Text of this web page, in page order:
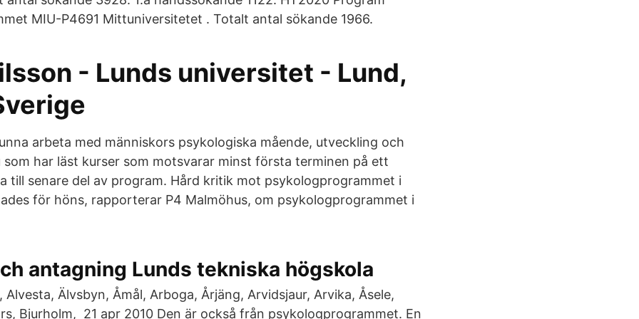
MIU-P4691 Mittuniversitetet . Totalt antal sökande 1966.
- Lunds universitet - Lund,
arbeta med människors psykologiska mående, utveckling och
som har läst kurser som motsvarar minst första terminen på ett
till senare del av program. Hård kritik mot psykologprogrammet i
för höns, rapporterar P4 Malmöhus, om psykologprogrammet i
antagning Lunds tekniska högskola
Alvesta, Älvsbyn, Åmål, Arboga, Årjäng, Arvidsjaur, Arvika, Åsele,
Bjurholm, 21 apr 2010 Den är också från psykologprogrammet. En